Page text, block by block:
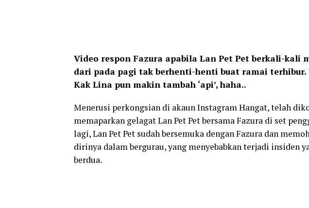
Video respon Fazura apabila Lan Pet Pet berkali-kali
dari pada pagi tak berhenti-henti buat ramai
Kak Lina pun makin tambah ‘api’, haha..
Menerusi perkongsian di akaun Instagram Hangat, telah
memaparkan gelagat Lan Pet Pet bersama Fazura di set
lagi, Lan Pet Pet sudah bersemuka dengan Fazura dan
dirinya dalam bergurau, yang menyebabkan terjadi insiden
berdua.